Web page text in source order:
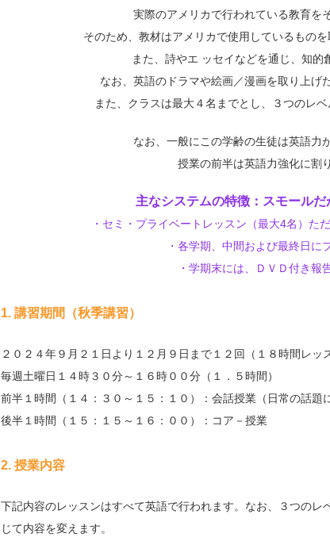
実際のアメリカで行われている教育を
そのため、教材はアメリカで使用しているもの
また、詩やエ ッセイなどを通じ、知的
なお、英語のドラマや絵画／漫画を取り上げ
また、クラスは最大４名までとし、３つのレ
なお、一般にこの学齢の生徒は英語力
授業の前半は英語力強化に割
主なシステムの特徴：スモールだ
・セミ・プライベートレッスン（最大4名）た
・各学期、中間および最終日に
・学期末には、ＤＶＤ付き報
1. 講習期間（秋季講習）
２０２４年９月２１日より１２月９日まで１２回（１８時間レッ
毎週土曜日１４時３０分～１６時００分（１．５時間）
前半１時間（１４：３０～１５：１０）：会話授業（日常の話題
後半１時間（１５：１５～１６：００）：コア－授業
2. 授業内容
下記内容のレッスンはすべて英語で行われます。なお、３つのレ
じて内容を変えます。